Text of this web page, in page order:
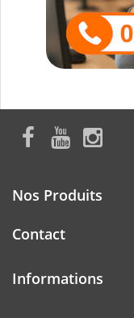
Nos Produits
Contact
Informations